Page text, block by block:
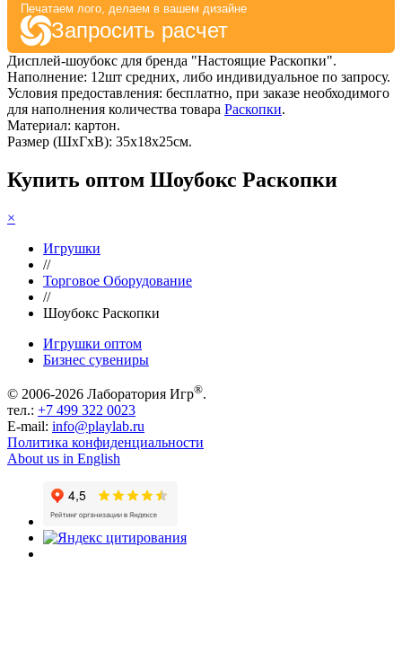
Печатаем лого, делаем в вашем дизайне
Запросить расчет
Дисплей-шоубокс для бренда "Настоящие Раскопки".
Наполнение: 12шт средних, либо индивидуальное по запросу.
Условия предоставления: бесплатно, при заказе необходимого
для наполнения количества товара Раскопки.
Материал: картон.
Размер (ШхГхВ): 35х18х25см.
Купить оптом Шоубокс Раскопки
×
Игрушки
//
Торговое Оборудование
//
Шоубокс Раскопки
Игрушки оптом
Бизнес сувениры
© 2006-2026 Лаборатория Игр®.
тел.: +7 499 322 0023
E-mail: info@playlab.ru
Политика конфиденциальности
About us in English